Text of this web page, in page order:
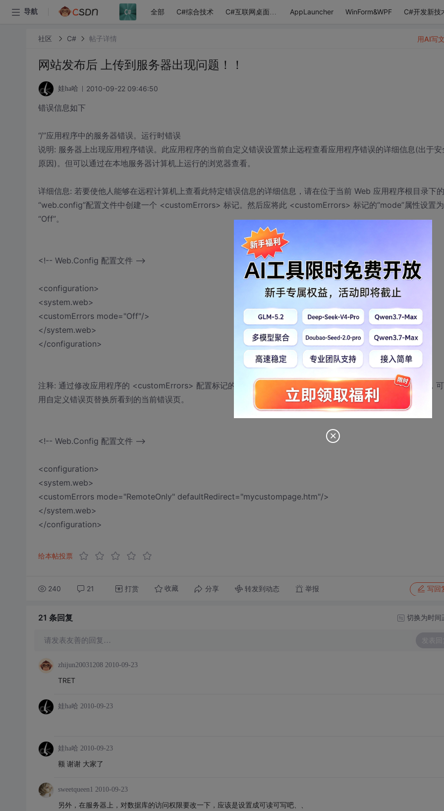
导航 全部 C#综合技术 C#互联网桌面应用 AppLauncher WinForm&WPF C#开发新技
社区 C# 帖子详情
网站发布后 上传到服务器出现问题！！
娃ha哈 2010-09-22 09:46:50
错误信息如下
“/”应用程序中的服务器错误。运行时错误
说明: 服务器上出现应用程序错误。此应用程序的当前自定义错误设置禁止远程查看应用程序错误的详细信息(出于安
原因)。但可以通过在本地服务器计算机上运行的浏览器查看。
详细信息: 若要使他人能够在远程计算机上查看此特定错误信息的详细信息，请在位于当前 Web 应用程序根目录下的
“web.config”配置文件中创建一个 <customErrors> 标记。然后应将此 <customErrors> 标记的“mode”属性设置为
“Off”。
<!-- Web.Config 配置文件 -->
<configuration>
<system.web>
<customErrors mode="Off"/>
</system.web>
</configuration>
注释: 通过修改应用程序的 <customErrors> 配置标记的“defaultRedirect”属性，使之指向自定义错误页的 URL，
用自定义错误页替换所看到的当前错误页。
<!-- Web.Config 配置文件 -->
<configuration>
<system.web>
<customErrors mode="RemoteOnly" defaultRedirect="mycustompage.htm"/>
</system.web>
</configuration>
给本帖投票
240 21 打赏 收藏 分享 转发到动态 举报 写回
用AI写
21 条回复 切换为时间
请发表友善的回复… 发表回
zhijun20031208 2010-09-23
TRET
娃ha哈 2010-09-23
娃ha哈 2010-09-23
额 谢谢 大家了
sweetqueen1 2010-09-23
另外，在服务器上，对数据库的访问权限要改一下，应该是设置成可读可写吧、、